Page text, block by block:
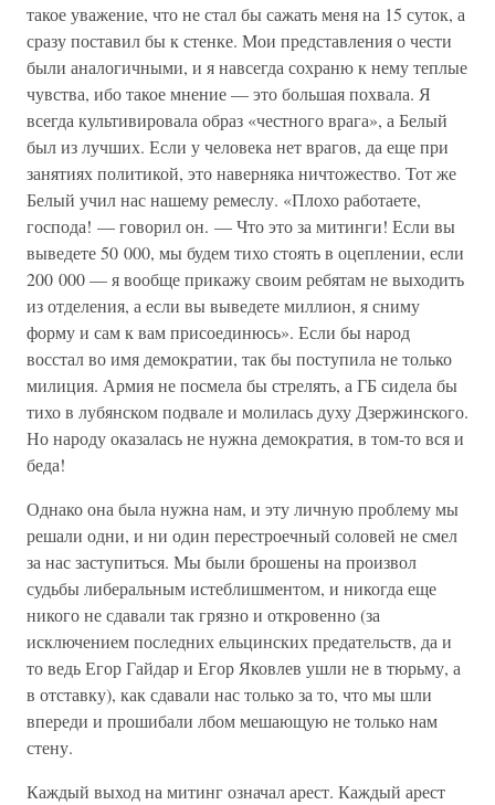
такое уважение, что не стал бы сажать меня на 15 суток, а
сразу поставил бы к стенке. Мои представления о чести
были аналогичными, и я навсегда сохраню к нему теплые
чувства, ибо такое мнение — это большая похвала. Я
всегда культивировала образ «честного врага», а Белый
был из лучших. Если у человека нет врагов, да еще при
занятиях политикой, это наверняка ничтожество. Тот же
Белый учил нас нашему ремеслу. «Плохо работаете,
господа! — говорил он. — Что это за митинги! Если вы
выведете 50 000, мы будем тихо стоять в оцеплении, если
200 000 — я вообще прикажу своим ребятам не выходить
из отделения, а если вы выведете миллион, я сниму
форму и сам к вам присоединюсь». Если бы народ
восстал во имя демократии, так бы поступила не только
милиция. Армия не посмела бы стрелять, а ГБ сидела бы
тихо в лубянском подвале и молилась духу Дзержинского.
Но народу оказалась не нужна демократия, в том-то вся и
беда!
Однако она была нужна нам, и эту личную проблему мы
решали одни, и ни один перестроечный соловей не смел
за нас заступиться. Мы были брошены на произвол
судьбы либеральным истеблишментом, и никогда еще
никого не сдавали так грязно и откровенно (за
исключением последних ельцинских предательств, да и
то ведь Егор Гайдар и Егор Яковлев ушли не в тюрьму, а
в отставку), как сдавали нас только за то, что мы шли
впереди и прошибали лбом мешающую не только нам
стену.
Каждый выход на митинг означал арест. Каждый арест